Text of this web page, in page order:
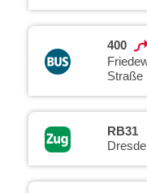
400
Straße
RB31